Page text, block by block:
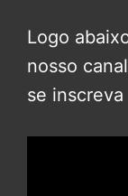
Logo
nosso
se inscreva